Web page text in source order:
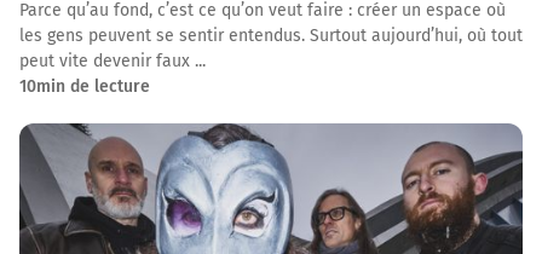
Parce qu’au fond, c’est ce qu’on veut faire : créer un espace où
les gens peuvent se sentir entendus. Surtout aujourd’hui, où tout
peut vite devenir faux ...
10min de lecture